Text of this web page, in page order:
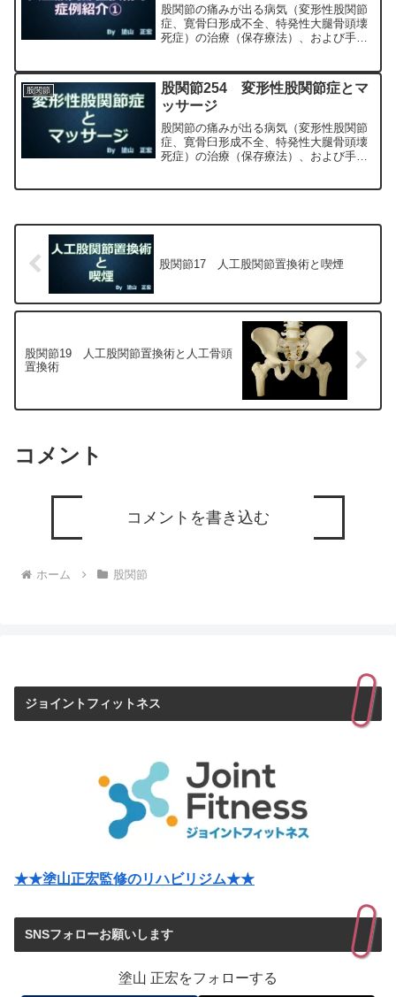
股関節の痛みが出る病気（変形性股関節
症、寛骨臼形成不全、特発性大腿骨頭壊
死症）の治療（保存療法）、および手術
科専門医（人工関節手術を専門）の塗山
正宏が色々と説明します。
股関節
股関節254 変形性股関節症とマ
ッサージ
股関節の痛みが出る病気（変形性股関節
症、寛骨臼形成不全、特発性大腿骨頭壊
死症）の治療（保存療法）、および手術
股関節17 人工股関節置換術と喫煙
股関節19 人工股関節置換術と人工骨頭
置換術
コメント
コメントを書き込む
ホーム 股関節
ジョイントフィットネス
★★塗山正宏監修のリハビリジム★★
SNSフォローお願いします
塗山 正宏をフォローする